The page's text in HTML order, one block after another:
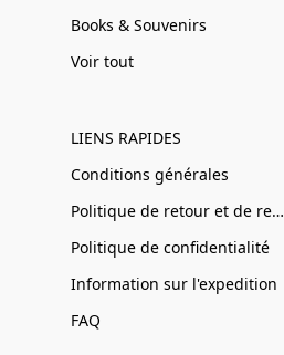
Books & Souvenirs
Voir tout
LIENS RAPIDES
Conditions générales
Politique de retour et de remboursement
Politique de confidentialité
Information sur l'expedition
FAQ